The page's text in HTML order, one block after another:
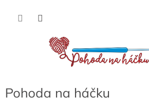
obsah
Pohoda na háčku